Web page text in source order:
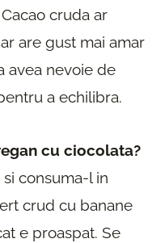
cruda ar
are gust mai amar
avea nevoie de
a echilibra.
cu ciocolata?
consuma-l in
crud cu banane
e proaspat. Se